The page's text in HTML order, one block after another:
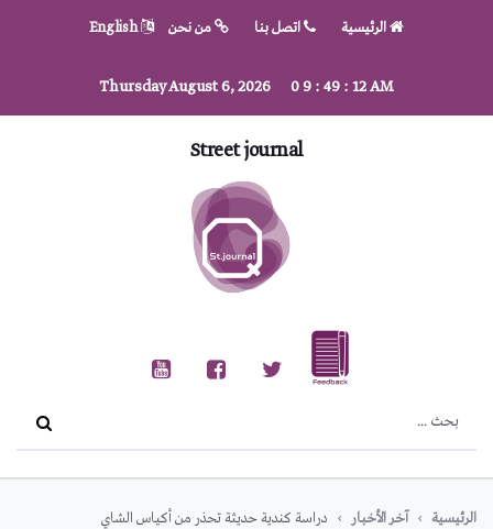
الرئيسية اتصل بنا من نحن English
Thursday August 6, 2026 09 : 49 : 12AM
Street journal
الرئيسية آخر الأخبار دراسة كندية حديثة تحذر من أكياس الشاي